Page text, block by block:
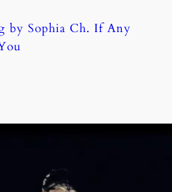
by Sophia Ch. If Any